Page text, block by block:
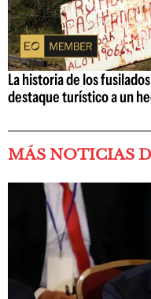
La historia de los
destaque turístico a un
MÁS NOTICIAS